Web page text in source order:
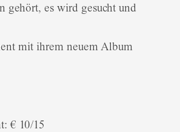
gehört, es wird gesucht und
mit ihrem neuem Album
€ 10/15